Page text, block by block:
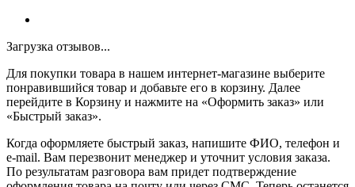
Загрузка отзывов...
Для покупки товара в нашем интернет-магазине выберите
понравившийся товар и добавьте его в корзину. Далее
перейдите в Корзину и нажмите на «Оформить заказ» или
«Быстрый заказ».
Когда оформляете быстрый заказ, напишите ФИО, телефон и
e-mail. Вам перезвонит менеджер и уточнит условия заказа.
По результатам разговора вам придет подтверждение